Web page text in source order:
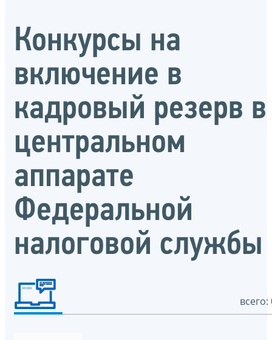
Конкурсы на
включение в
кадровый резерв в
центральном
аппарате
Федеральной
налоговой службы
всего: